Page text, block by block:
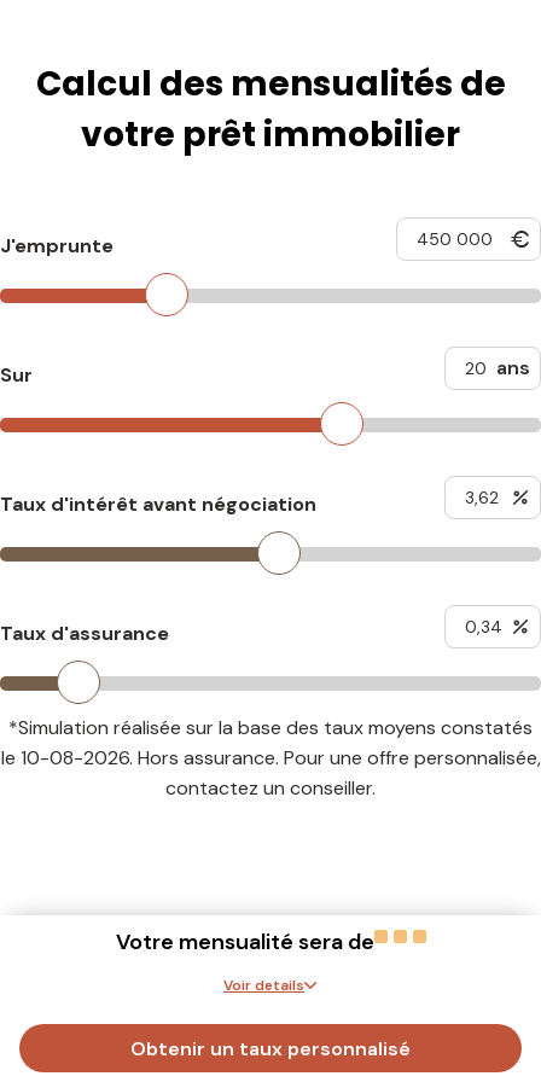
Calcul des mensualités de
votre prêt immobilier
J'emprunte
Sur ans
Taux d'intérêt avant négociation
Taux d'assurance
Votre mensualité sera de
Voirdetails
Montant de votre prêt 0€
Obtenir un taux personnalisé
*Simulation réalisée sur la base des taux moyens constatés
le 10-08-2026. Hors assurance. Pour une offre personnalisée,
contactez un conseiller.